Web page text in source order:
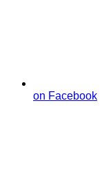
on Facebook